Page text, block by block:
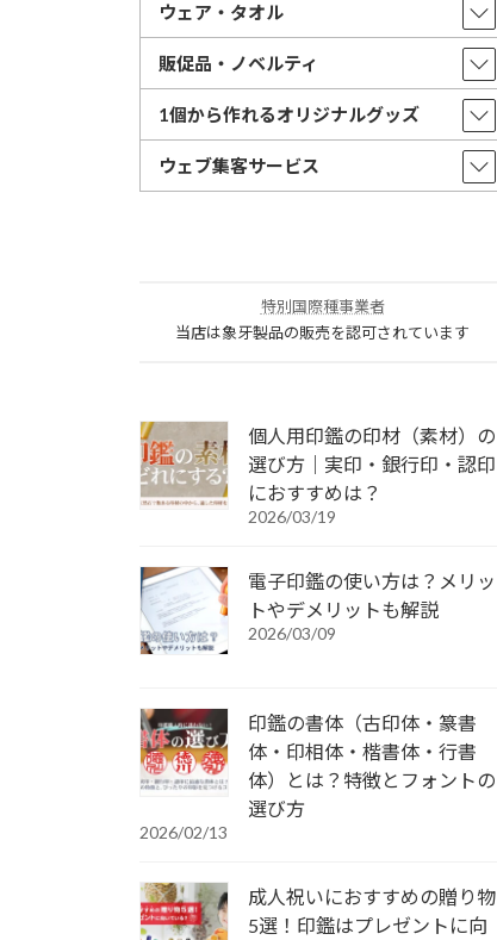
ウェア・タオル
販促品・ノベルティ
1個から作れるオリジナルグッズ
ウェブ集客サービス
特別国際種事業者
当店は象牙製品の販売を認可されています
個人用印鑑の印材（素材）の
選び方｜実印・銀行印・認印
におすすめは？
2026/03/19
電子印鑑の使い方は？メリッ
トやデメリットも解説
2026/03/09
印鑑の書体（古印体・篆書
体・印相体・楷書体・行書
体）とは？特徴とフォントの
選び方
2026/02/13
成人祝いにおすすめの贈り物
5選！印鑑はプレゼントに向